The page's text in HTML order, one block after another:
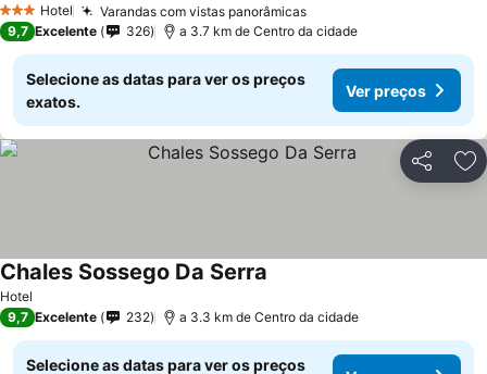
3 EstrelasHotel Varandas com vistas panorâmicas
9,7 Excelente 326 a 3.7 km de Centro da cidade
Selecione as datas para ver os preços
exatos.
Ver preços
Partilhar
Hotel
Chales Sossego Da Serra
9,7 Excelente 232 a 3.3 km de Centro da cidade
Selecione as datas para ver os preços